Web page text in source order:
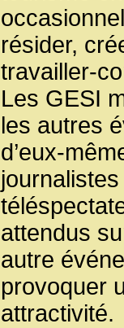
résider,
travailler-
Les GESI
les autres
d’eux-
attendus
autre
provoquer
attractivité.